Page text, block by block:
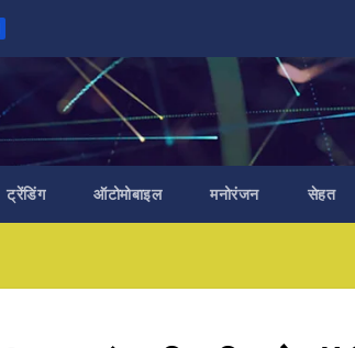
ट्रेंडिंग ऑटोमोबाइल मनोरंजन सेहत